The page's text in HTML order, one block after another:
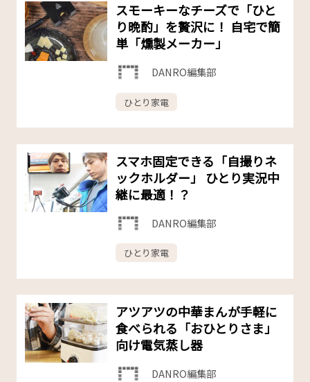
スモーキーなチーズで「ひと
り晩酌」を贅沢に！ 自宅で簡
単「燻製メーカー」
DANRO編集部
ひとり家電
スマホ固定できる「自撮りネ
ックホルダー」 ひとり実況中
継に最適！？
DANRO編集部
ひとり家電
アツアツの中華まんが手軽に
食べられる「おひとりさま」
向け電気蒸し器
DANRO編集部